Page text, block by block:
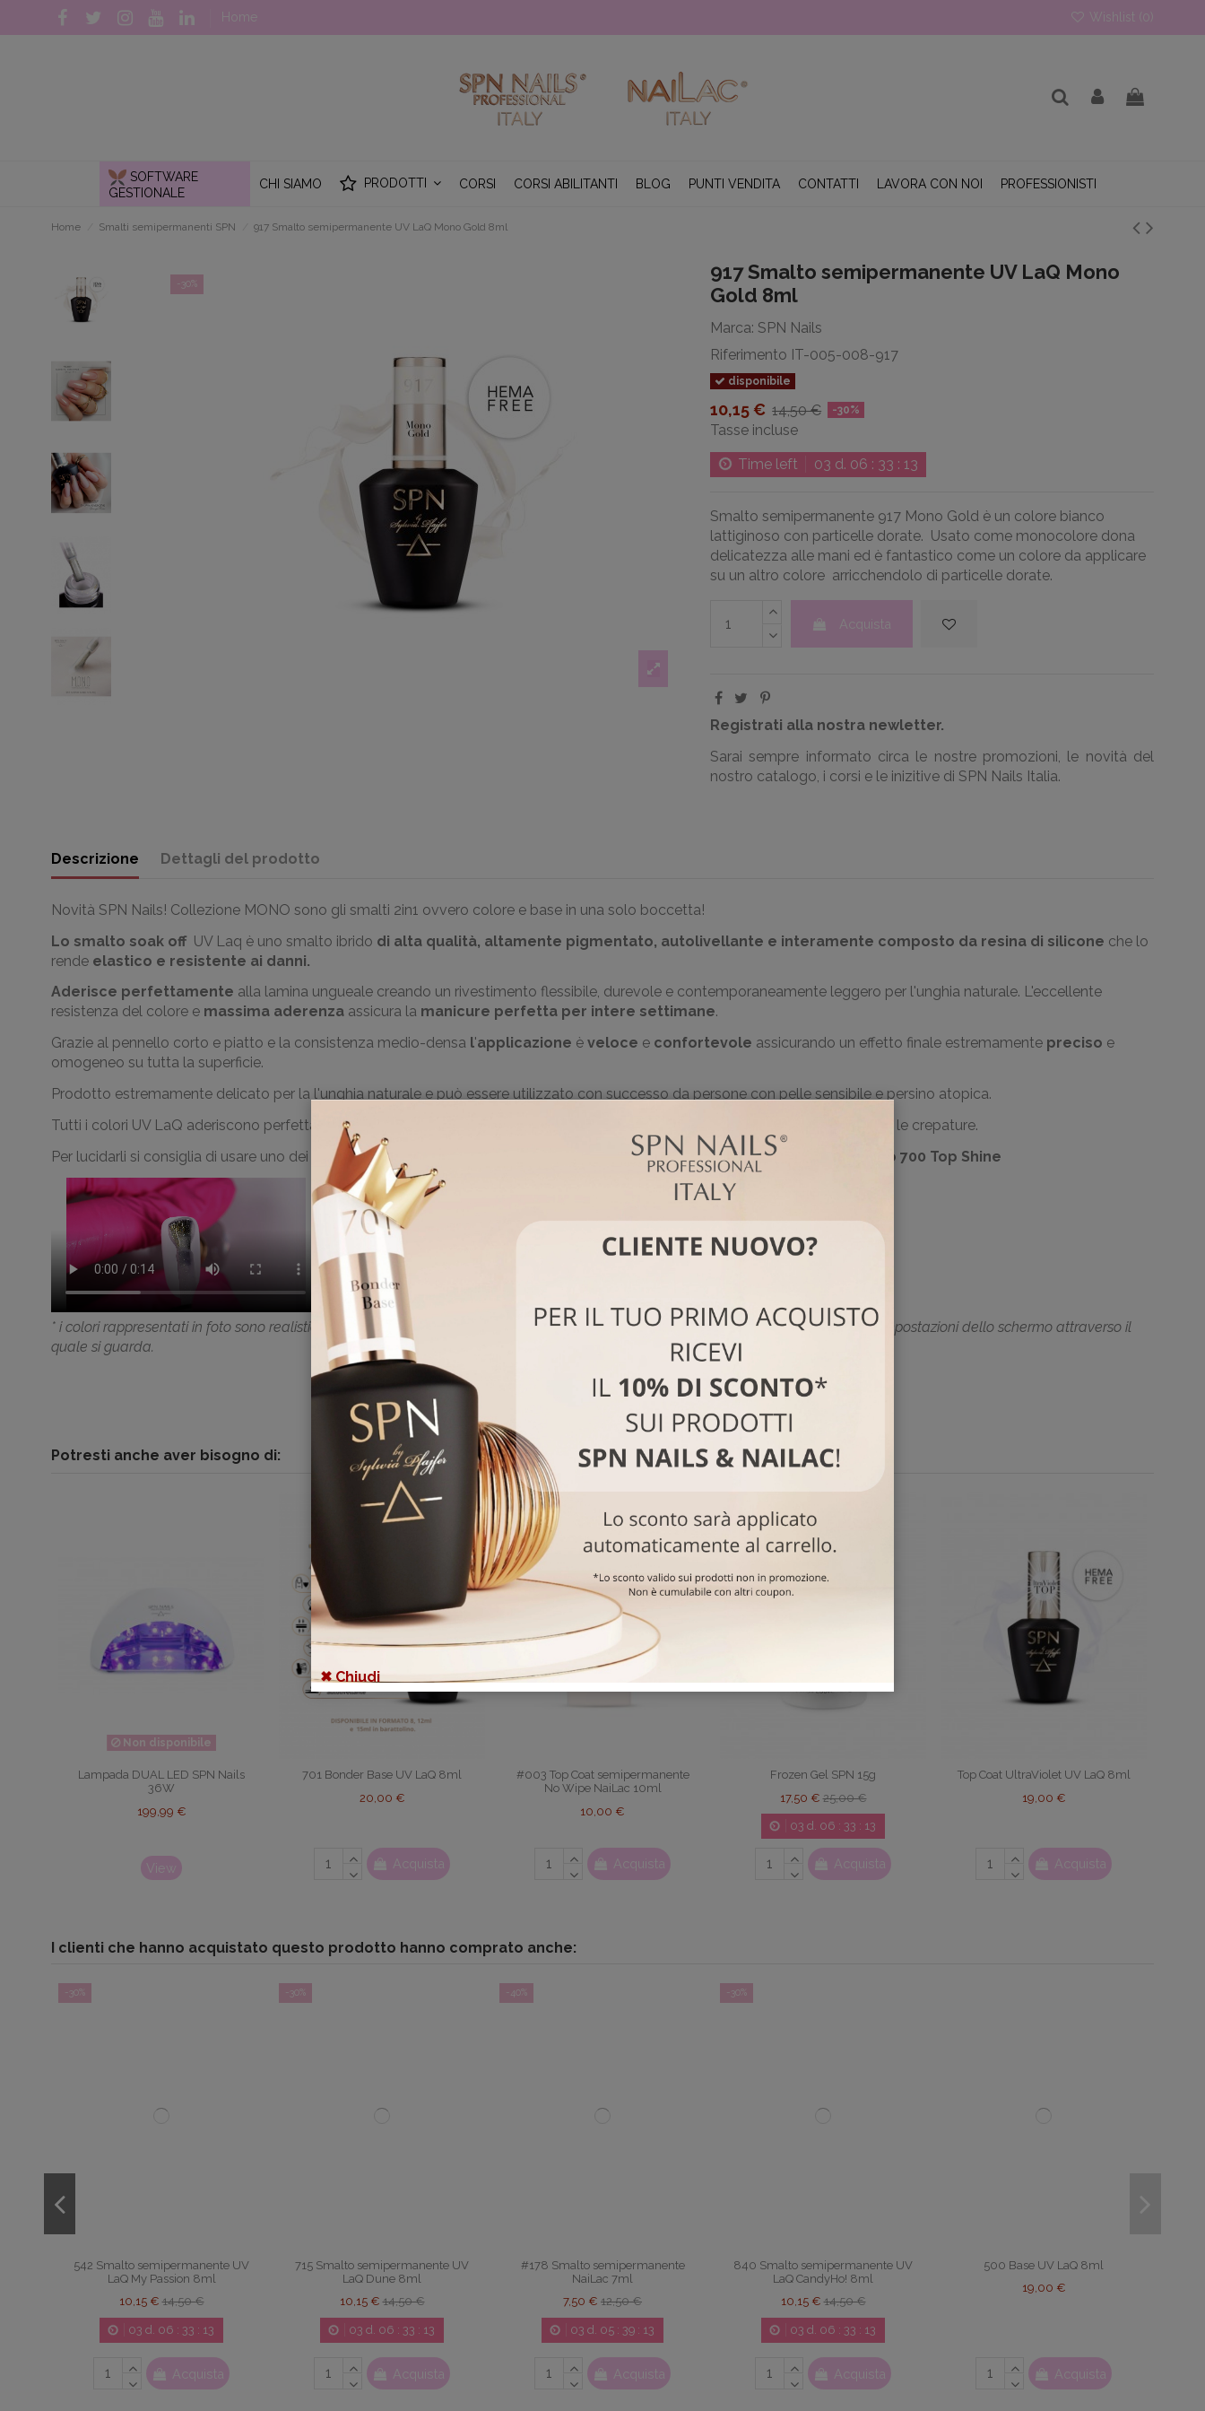
Home Wishlist (0)
SOFTWARE
GESTIONALE
CHI SIAMO PRODOTTI CORSI CORSI ABILITANTI BLOG PUNTI VENDITA CONTATTI LAVORA CON NOI PROFESSIONISTI
Home Smalti semipermanenti SPN 917 Smalto semipermanente UV LaQ Mono Gold 8ml
-30%
917 Smalto semipermanente UV LaQ Mono
Gold 8ml
Marca: SPN Nails
Riferimento IT-005-008-917
disponibile
10,15 € 14,50 € -30%
Tasse incluse
Time left
03 d. 06 : 33 : 12
Smalto semipermanente 917 Mono Gold è un colore bianco
lattiginoso con particelle dorate. Usato come monocolore dona
delicatezza alle mani ed è fantastico come un colore da applicare
su un altro colore arricchendolo di particelle dorate.
Acquista
Registrati alla nostra newletter.
Sarai sempre informato circa le nostre promozioni, le novità del
nostro catalogo, i corsi e le inizitive di SPN Nails Italia.
Descrizione Dettagli del prodotto
Novità SPN Nails! Collezione MONO sono gli smalti 2in1 ovvero colore e base in una solo boccetta!
Lo smalto soak off UV Laq è uno smalto ibrido di alta qualità, altamente pigmentato, autolivellante e interamente composto da resina di silicone che lo
rende elastico e resistente ai danni.
Aderisce perfettamente alla lamina ungueale creando un rivestimento flessibile, durevole e contemporaneamente leggero per l'unghia naturale. L'eccellente
resistenza del colore e massima aderenza assicura la manicure perfetta per intere settimane.
Grazie al pennello corto e piatto e la consistenza medio-densa l'applicazione è veloce e confortevole assicurando un effetto finale estremamente preciso e
omogeneo su tutta la superficie.
Prodotto estremamente delicato per la l'unghia naturale e può essere utilizzato con successo da persone con pelle sensibile e persino atopica.
Tutti i colori UV LaQ aderiscono perfettamente
non seccano e non provocano le crepature.
Per lucidarli si consiglia di usare uno dei Top della collezione UV LaQ: UltraViolet Top Coat,501 Top UV LaQ con dispersione o 700 Top Shine
* i colori rappresentati in foto sono realistici; le leggere differenze che potrebbero essere riscontrate potrebbero essere dovute dalle impostazioni dello schermo attraverso il
quale si guarda.
Potresti anche aver bisogno di:
Non disponibile
Lampada DUAL LED SPN Nails
36W
199,99 €
View
701 Bonder Base UV LaQ 8ml
20,00 €
Acquista
#003 Top Coat semipermanente
No Wipe NaiLac 10ml
10,00 €
Acquista
Frozen Gel SPN 15g
17,50 €25,00 €
03 d. 06 : 33 : 12
Acquista
Top Coat UltraViolet UV LaQ 8ml
19,00 €
Acquista
I clienti che hanno acquistato questo prodotto hanno comprato anche:
-30%
542 Smalto semipermanente UV
LaQ My Passion 8ml
10,15 €14,50 €
03 d. 06 : 33 : 12
Acquista
-30%
715 Smalto semipermanente UV
LaQ Dune 8ml
10,15 €14,50 €
03 d. 06 : 33 : 12
Acquista
-40%
#178 Smalto semipermanente
NaiLac 7ml
7,50 € 12,50 €
03 d. 05 : 39 : 12
Acquista
-30%
840 Smalto semipermanente UV
LaQ CandyHo! 8ml
10,15 €14,50 €
03 d. 06 : 33 : 12
Acquista
500 Base UV LaQ 8ml
19,00 €
Acquista
✖ Chiudi